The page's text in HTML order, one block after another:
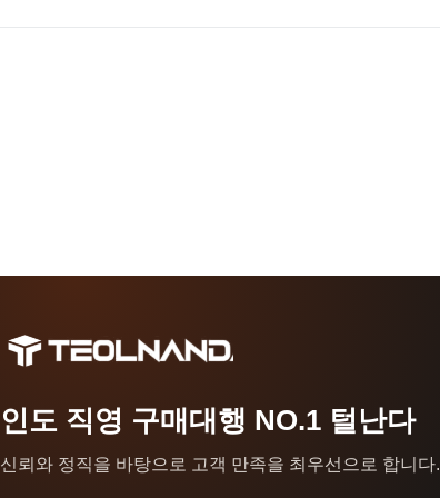
인도 직영 구매대행 NO.1 털난다
신뢰와 정직을 바탕으로 고객 만족을 최우선으로 합니다.